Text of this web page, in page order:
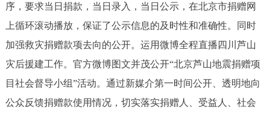
序，要求当日捐款，当日录入，当日公示，在北京市捐赠网
上循环滚动播放，保证了公示信息的及时性和准确性。同时
加强救灾捐赠款项去向的公开。运用微博全程直播四川芦山
灾后援建工作。官方微博图文并茂公开“北京芦山地震捐赠项
目社会督导小组”活动。通过新媒介第一时间公开、透明地向
公众反馈捐赠款使用情况，切实落实捐赠人、受益人、社会